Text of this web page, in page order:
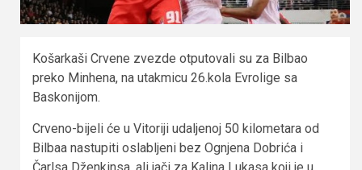
Košarkaši Crvene zvezde otputovali su za Bilbao
preko Minhena, na utakmicu 26.kola Evrolige sa
Baskonijom.
Crveno-bijeli će u Vitoriji udaljenoj 50 kilometara od
Bilbaa nastupiti oslabljeni bez Ognjena Dobrića i